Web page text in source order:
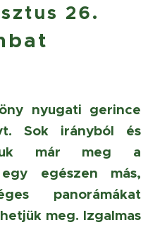
26.
nyugati gerince
Sok irányból és
már meg a
egészen más,
panorámákat
meg. Izgalmas